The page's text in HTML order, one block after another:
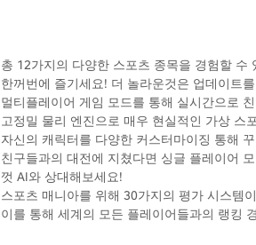
총 12가지의 다양한 스포츠 종목을 경험할 수
한꺼번에 즐기세요! 더 놀라운것은 업데이트
멀티플레이어 게임 모드를 통해 실시간으로
고정밀 물리 엔진으로 매우 현실적인 가상 스
자신의 캐릭터를 다양한 커스터마이징 통해
친구들과의 대전에 지쳤다면 싱글 플레이어
껏 AI와 상대해보세요!
스포츠 매니아를 위해 30가지의 평가 시스템
이를 통해 세계의 모든 플레이어들과의 랭킹